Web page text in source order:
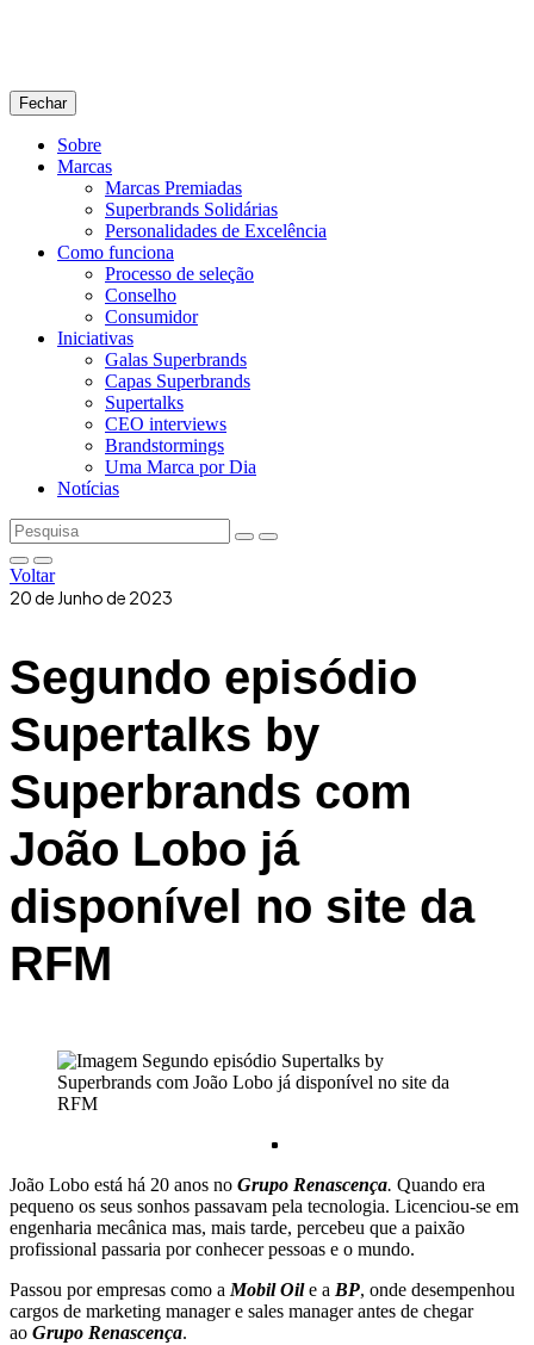
Fechar
Sobre
Marcas
Marcas Premiadas
Superbrands Solidárias
Personalidades de Excelência
Como funciona
Processo de seleção
Conselho
Consumidor
Iniciativas
Galas Superbrands
Capas Superbrands
Supertalks
CEO interviews
Brandstormings
Uma Marca por Dia
Notícias
Voltar
20 de Junho de 2023
Segundo episódio
Supertalks by
Superbrands com
João Lobo já
disponível no site da
RFM
João Lobo está há 20 anos no Grupo Renascença. Quando era
pequeno os seus sonhos passavam pela tecnologia. Licenciou-se em
engenharia mecânica mas, mais tarde, percebeu que a paixão
profissional passaria por conhecer pessoas e o mundo.
Passou por empresas como a Mobil Oile a BP, onde desempenhou
cargos de marketing manager e sales manager antes de chegar
ao Grupo Renascença.